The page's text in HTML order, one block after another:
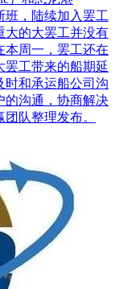
班，陆续加入罢工
大的大罢工并没有
本周一，罢工还在
罢工带来的船期延
时和承运船公司沟
的沟通，协商解决
队整理发布。